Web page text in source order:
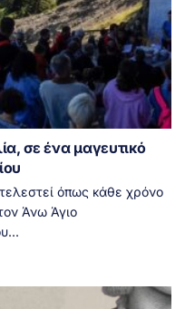
σε ένα μαγευτικό
όπως κάθε χρόνο
Άνω Άγιο